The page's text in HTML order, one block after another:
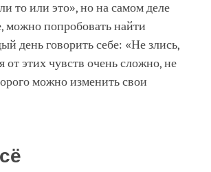
то или это», но на самом деле
можно попробовать найти
день говорить себе: «Не злись,
от этих чувств очень сложно, не
можно изменить свои